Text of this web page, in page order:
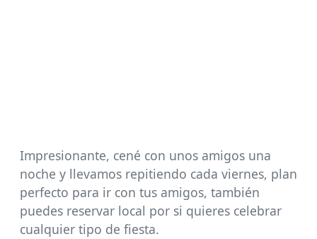
Impresionante, cené con unos amigos una
noche y llevamos repitiendo cada viernes, plan
perfecto para ir con tus amigos, también
puedes reservar local por si quieres celebrar
cualquier tipo de fiesta.